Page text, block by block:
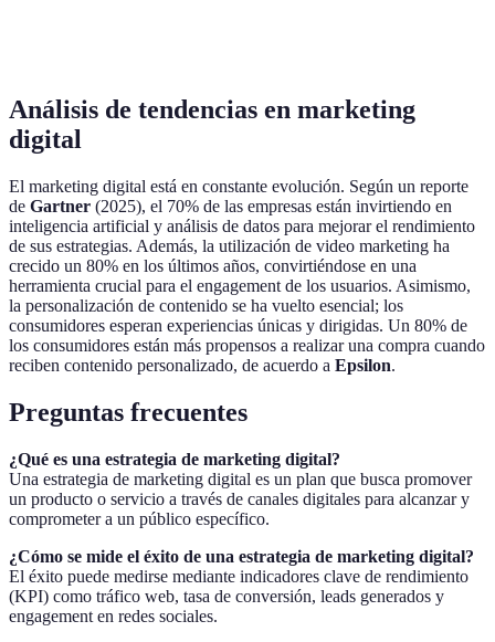
Análisis de tendencias en marketing
digital
El marketing digital está en constante evolución. Según un reporte
de Gartner (2025), el 70% de las empresas están invirtiendo en
inteligencia artificial y análisis de datos para mejorar el rendimiento
de sus estrategias. Además, la utilización de video marketing ha
crecido un 80% en los últimos años, convirtiéndose en una
herramienta crucial para el engagement de los usuarios. Asimismo,
la personalización de contenido se ha vuelto esencial; los
consumidores esperan experiencias únicas y dirigidas. Un 80% de
los consumidores están más propensos a realizar una compra cuando
reciben contenido personalizado, de acuerdo a Epsilon.
Preguntas frecuentes
¿Qué es una estrategia de marketing digital?
Una estrategia de marketing digital es un plan que busca promover
un producto o servicio a través de canales digitales para alcanzar y
comprometer a un público específico.
¿Cómo se mide el éxito de una estrategia de marketing digital?
El éxito puede medirse mediante indicadores clave de rendimiento
(KPI) como tráfico web, tasa de conversión, leads generados y
engagement en redes sociales.